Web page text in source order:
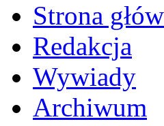
Strona
Redakcja
Wywiady
Archiwum